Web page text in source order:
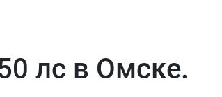
лс в Омске.